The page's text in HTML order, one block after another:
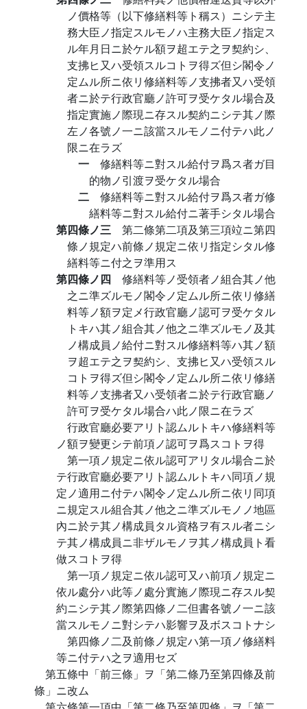
ノ價格等（以下修繕料等ト稱ス）ニシテ主
務大臣ノ指定スルモノハ主務大臣ノ指定ス
ル年月日ニ於ケル額ヲ超エテ之ヲ契約シ、
支拂ヒ又ハ受領スルコトヲ得ズ但シ閣令ノ
定ムル所ニ依リ修繕料等ノ支拂者又ハ受領
者ニ於テ行政官廳ノ許可ヲ受ケタル場合及
指定實施ノ際現ニ存スル契約ニシテ其ノ際
左ノ各號ノ一ニ該當スルモノニ付テハ此ノ
限ニ在ラズ
一 修繕料等ニ對スル給付ヲ爲ス者ガ目
的物ノ引渡ヲ受ケタル場合
二 修繕料等ニ對スル給付ヲ爲ス者ガ修
繕料等ニ對スル給付ニ著手シタル場合
第四條ノ三 第二條第二項及第三項竝ニ第四
條ノ規定ハ前條ノ規定ニ依リ指定シタル修
繕料等ニ付之ヲ準用ス
第四條ノ四 修繕料等ノ受領者ノ組合其ノ他
之ニ準ズルモノ閣令ノ定ムル所ニ依リ修繕
料等ノ額ヲ定メ行政官廳ノ認可ヲ受ケタル
トキハ其ノ組合其ノ他之ニ準ズルモノ及其
ノ構成員ノ給付ニ對スル修繕料等ハ其ノ額
ヲ超エテ之ヲ契約シ、支拂ヒ又ハ受領スル
コトヲ得ズ但シ閣令ノ定ムル所ニ依リ修繕
料等ノ支拂者又ハ受領者ニ於テ行政官廳ノ
許可ヲ受ケタル場合ハ此ノ限ニ在ラズ
行政官廳必要アリト認ムルトキハ修繕料等
ノ額ヲ變更シテ前項ノ認可ヲ爲スコトヲ得
第一項ノ規定ニ依ル認可アリタル場合ニ於
テ行政官廳必要アリト認ムルトキハ同項ノ規
定ノ適用ニ付テハ閣令ノ定ムル所ニ依リ同項
ニ規定スル組合其ノ他之ニ準ズルモノノ地區
內ニ於テ其ノ構成員タル資格ヲ有スル者ニシ
テ其ノ構成員ニ非ザルモノヲ其ノ構成員ト看
做スコトヲ得
第一項ノ規定ニ依ル認可又ハ前項ノ規定ニ
依ル處分ハ此等ノ處分實施ノ際現ニ存スル契
約ニシテ其ノ際第四條ノ二但書各號ノ一ニ該
當スルモノニ對シテハ影響ヲ及ボスコトナシ
第四條ノ二及前條ノ規定ハ第一項ノ修繕料
等ニ付テハ之ヲ適用セズ
第五條中「前三條」ヲ「第二條乃至第四條及前
條」ニ改ム